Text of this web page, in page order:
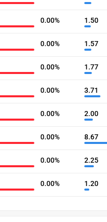
0.00% 1.50
0.00% 1.57
0.00% 1.77
0.00% 3.71
0.00% 2.00
0.00% 8.67
0.00% 2.25
0.00% 1.20